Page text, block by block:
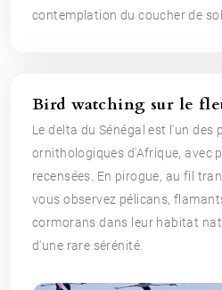
contemplation du coucher de
Bird watching sur le
Le delta du Sénégal est l'un
ornithologiques d'Afrique, avec
recensées. En pirogue, au fil
vous observez pélicans,
cormorans dans leur habitat
d'une rare sérénité.